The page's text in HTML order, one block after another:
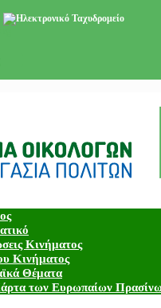
Κινήματος
Κινήματος
Θέματα
των Ευρωπαίων